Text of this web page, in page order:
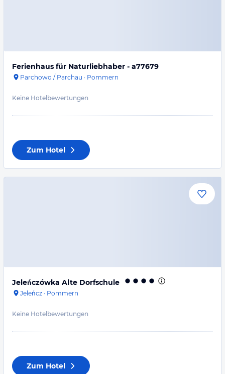
Ferienhaus für Naturliebhaber - a77679
Parchowo / Parchau · Pommern
Keine Hotelbewertungen
Zum Hotel
Jeleńczówka Alte Dorfschule
Jeleńcz · Pommern
Keine Hotelbewertungen
Zum Hotel